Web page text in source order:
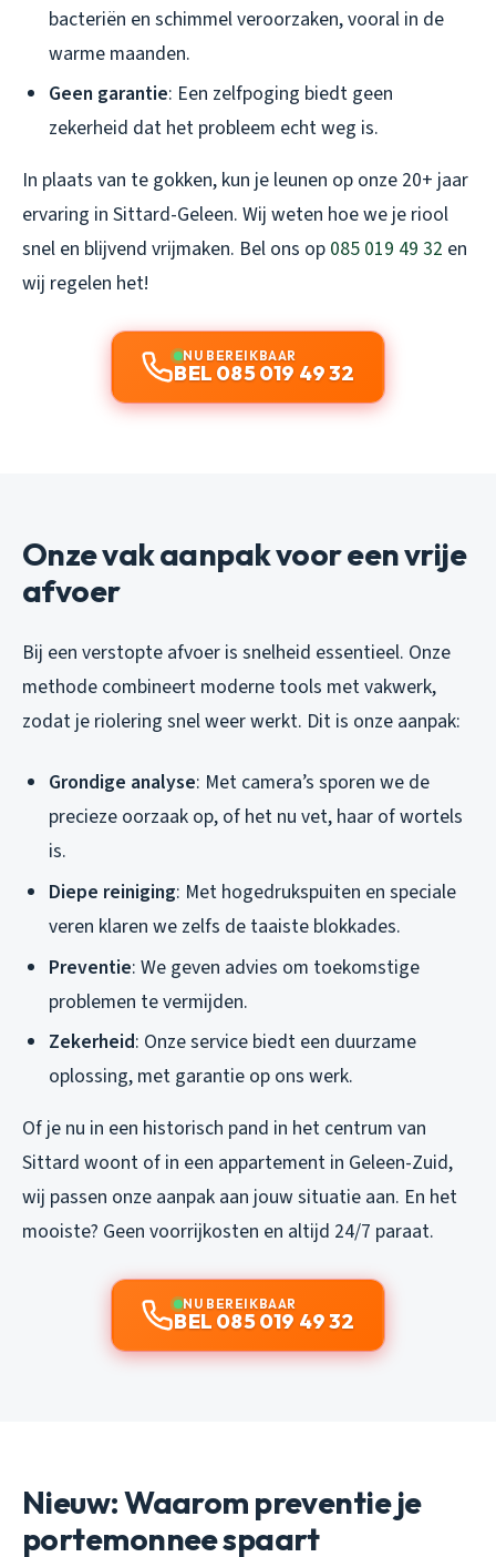
bacteriën en schimmel veroorzaken, vooral in de
warme maanden.
Geen garantie: Een zelfpoging biedt geen
zekerheid dat het probleem echt weg is.
In plaats van te gokken, kun je leunen op onze 20+ jaar
ervaring in Sittard-Geleen. Wij weten hoe we je riool
snel en blijvend vrijmaken. Bel ons op 085 019 49 32 en
wij regelen het!
NU BEREIKBAAR
BEL 085 019 49 32
Onze vak aanpak voor een vrije
afvoer
Bij een verstopte afvoer is snelheid essentieel. Onze
methode combineert moderne tools met vakwerk,
zodat je riolering snel weer werkt. Dit is onze aanpak:
Grondige analyse: Met camera’s sporen we de
precieze oorzaak op, of het nu vet, haar of wortels
is.
Diepe reiniging: Met hogedrukspuiten en speciale
veren klaren we zelfs de taaiste blokkades.
Preventie: We geven advies om toekomstige
problemen te vermijden.
Zekerheid: Onze service biedt een duurzame
oplossing, met garantie op ons werk.
Of je nu in een historisch pand in het centrum van
Sittard woont of in een appartement in Geleen-Zuid,
wij passen onze aanpak aan jouw situatie aan. En het
mooiste? Geen voorrijkosten en altijd 24/7 paraat.
NU BEREIKBAAR
BEL 085 019 49 32
Nieuw: Waarom preventie je
portemonnee spaart